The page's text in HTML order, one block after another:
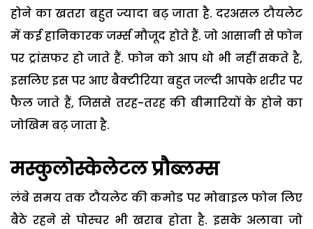
होने का खतरा बहुत ज्यादा बढ़ जाता है. दरअसल टौयलेट
में कई हानिकारक जर्म्स मौजूद होते हैं. जो आसानी से फोन
पर ट्रांसफर हो जाते हैं. फोन को आप धो भी नहीं सकते है,
इसलिए इस पर आए बैक्टीरिया बहुत जल्दी आपके शरीर पर
फैल जाते हैं, जिससे तरह-तरह की बीमारियों के होने का
जोखिम बढ़ जाता है.
मस्कुलोस्केलेटल प्रौब्लम्स
लंबे समय तक टौयलेट की कमोड पर मोबाइल फोन लिए
बैठे रहने से पोस्चर भी खराब होता है. इसके अलावा जो